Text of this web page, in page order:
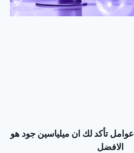
بلسم للشعر طبي : 5 عوامل تأكد لك ان ميلياسين جود هو
الافضل